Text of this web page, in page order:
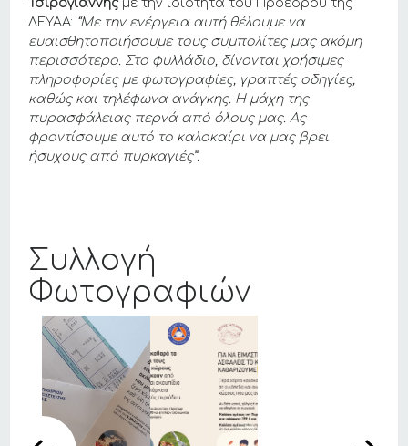
Τσιρογιάννηςμε την ιδιότητα του Προέδρου της
ΔΕΥΑΑ: “Με την ενέργεια αυτή θέλουμε να
ευαισθητοποιήσουμε τους συμπολίτες μας ακόμη
περισσότερο. Στο φυλλάδιο, δίνονται χρήσιμες
πληροφορίες με φωτογραφίες, γραπτές οδηγίες,
καθώς και τηλέφωνα ανάγκης. Η μάχη της
πυρασφάλειας περνά από όλους μας. Ας
φροντίσουμε αυτό το καλοκαίρι να μας βρει
ήσυχους από πυρκαγιές”.
Συλλογή
Φωτογραφιών